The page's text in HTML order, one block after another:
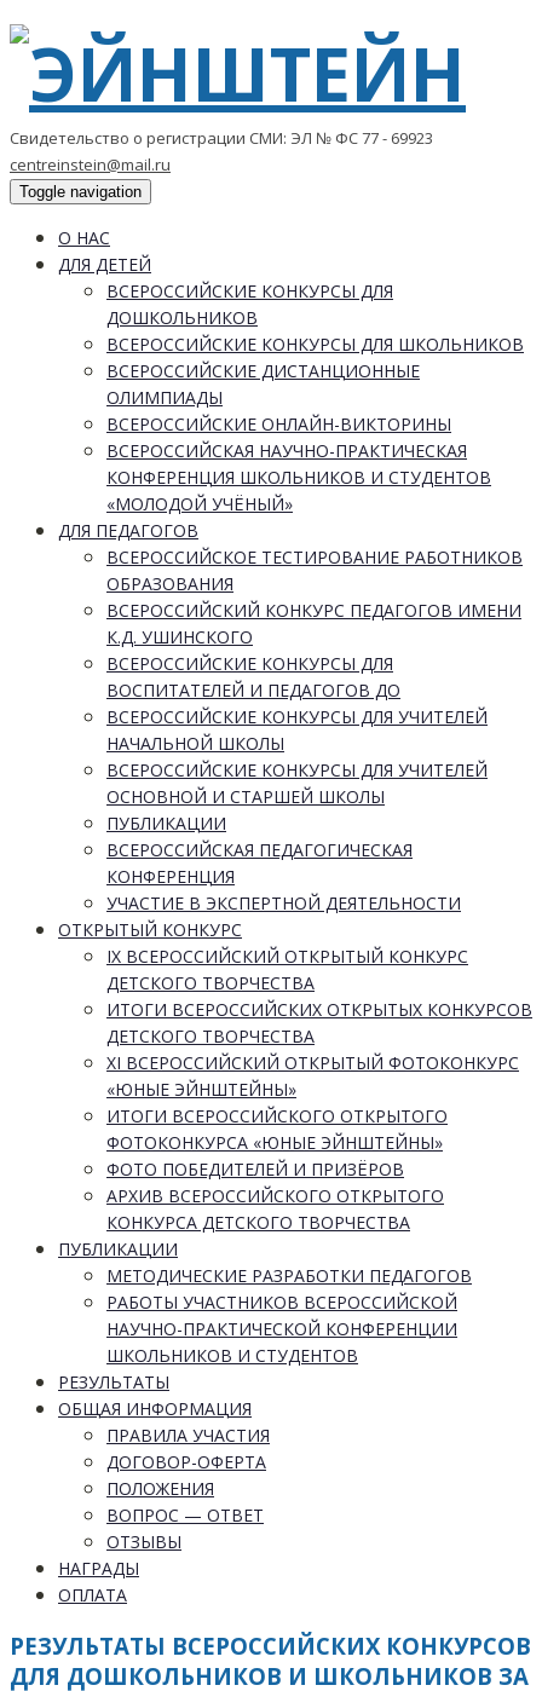
Свидетельство о регистрации СМИ: ЭЛ № ФС 77 - 69923
centreinstein@mail.ru
Toggle navigation
О НАС
ДЛЯ ДЕТЕЙ
ВСЕРОССИЙСКИЕ КОНКУРСЫ ДЛЯ
ДОШКОЛЬНИКОВ
ВСЕРОССИЙСКИЕ КОНКУРСЫ ДЛЯ ШКОЛЬНИКОВ
ВСЕРОССИЙСКИЕ ДИСТАНЦИОННЫЕ
ОЛИМПИАДЫ
ВСЕРОССИЙСКИЕ ОНЛАЙН-ВИКТОРИНЫ
ВСЕРОССИЙСКАЯ НАУЧНО-ПРАКТИЧЕСКАЯ
КОНФЕРЕНЦИЯ ШКОЛЬНИКОВ И СТУДЕНТОВ
«МОЛОДОЙ УЧЁНЫЙ»
ДЛЯ ПЕДАГОГОВ
ВСЕРОССИЙСКОЕ ТЕСТИРОВАНИЕ РАБОТНИКОВ
ОБРАЗОВАНИЯ
ВСЕРОССИЙСКИЙ КОНКУРС ПЕДАГОГОВ ИМЕНИ
К.Д. УШИНСКОГО
ВСЕРОССИЙСКИЕ КОНКУРСЫ ДЛЯ
ВОСПИТАТЕЛЕЙ И ПЕДАГОГОВ ДО
ВСЕРОССИЙСКИЕ КОНКУРСЫ ДЛЯ УЧИТЕЛЕЙ
НАЧАЛЬНОЙ ШКОЛЫ
ВСЕРОССИЙСКИЕ КОНКУРСЫ ДЛЯ УЧИТЕЛЕЙ
ОСНОВНОЙ И СТАРШЕЙ ШКОЛЫ
ПУБЛИКАЦИИ
ВСЕРОССИЙСКАЯ ПЕДАГОГИЧЕСКАЯ
КОНФЕРЕНЦИЯ
УЧАСТИЕ В ЭКСПЕРТНОЙ ДЕЯТЕЛЬНОСТИ
ОТКРЫТЫЙ КОНКУРС
IX ВСЕРОССИЙСКИЙ ОТКРЫТЫЙ КОНКУРС
ДЕТСКОГО ТВОРЧЕСТВА
ИТОГИ ВСЕРОССИЙСКИХ ОТКРЫТЫХ КОНКУРСОВ
ДЕТСКОГО ТВОРЧЕСТВА
XI ВСЕРОССИЙСКИЙ ОТКРЫТЫЙ ФОТОКОНКУРС
«ЮНЫЕ ЭЙНШТЕЙНЫ»
ИТОГИ ВСЕРОССИЙСКОГО ОТКРЫТОГО
ФОТОКОНКУРСА «ЮНЫЕ ЭЙНШТЕЙНЫ»
ФОТО ПОБЕДИТЕЛЕЙ И ПРИЗЁРОВ
АРХИВ ВСЕРОССИЙСКОГО ОТКРЫТОГО
КОНКУРСА ДЕТСКОГО ТВОРЧЕСТВА
ПУБЛИКАЦИИ
МЕТОДИЧЕСКИЕ РАЗРАБОТКИ ПЕДАГОГОВ
РАБОТЫ УЧАСТНИКОВ ВСЕРОССИЙСКОЙ
НАУЧНО-ПРАКТИЧЕСКОЙ КОНФЕРЕНЦИИ
ШКОЛЬНИКОВ И СТУДЕНТОВ
РЕЗУЛЬТАТЫ
ОБЩАЯ ИНФОРМАЦИЯ
ПРАВИЛА УЧАСТИЯ
ДОГОВОР-ОФЕРТА
ПОЛОЖЕНИЯ
ВОПРОС — ОТВЕТ
ОТЗЫВЫ
НАГРАДЫ
ОПЛАТА
РЕЗУЛЬТАТЫ ВСЕРОССИЙСКИХ КОНКУРСОВ
ДЛЯ ДОШКОЛЬНИКОВ И ШКОЛЬНИКОВ ЗА